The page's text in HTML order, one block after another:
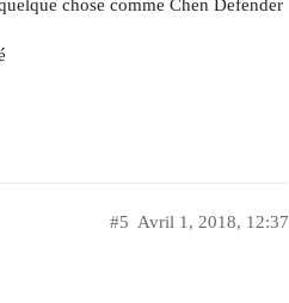
chose comme Chen Defender
Avril 1, 2018, 12:37
#5